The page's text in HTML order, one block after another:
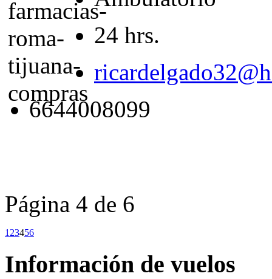
24 hrs.
6644008099
Página 4 de 6
1 23456
Información de vuelos